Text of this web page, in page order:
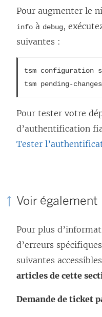
Pour augmenter le
info à debug,
suivantes :
tsm configuration
tsm pending-
Pour tester votre
d’authentification
Tester
Voir également
Pour plus
d’erreurs
suivantes
articles de cette
Demande de ticket